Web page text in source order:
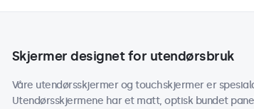
Skjermer designet for utendørsbruk
Våre utendørsskjermer og touchskjermer er
Utendørsskjermene har et matt, optisk bundet